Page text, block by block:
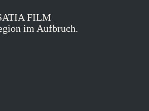
FILM
im Aufbruch.